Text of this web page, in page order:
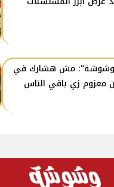
مش هشارك في
معزوم زي باقي الناس